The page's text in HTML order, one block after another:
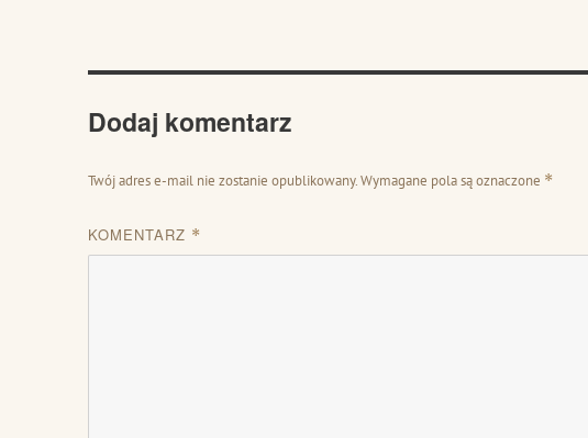
Dodaj komentarz
Twój adres e-mail nie zostanie opublikowany.Wymagane pola są oznaczone *
KOMENTARZ *